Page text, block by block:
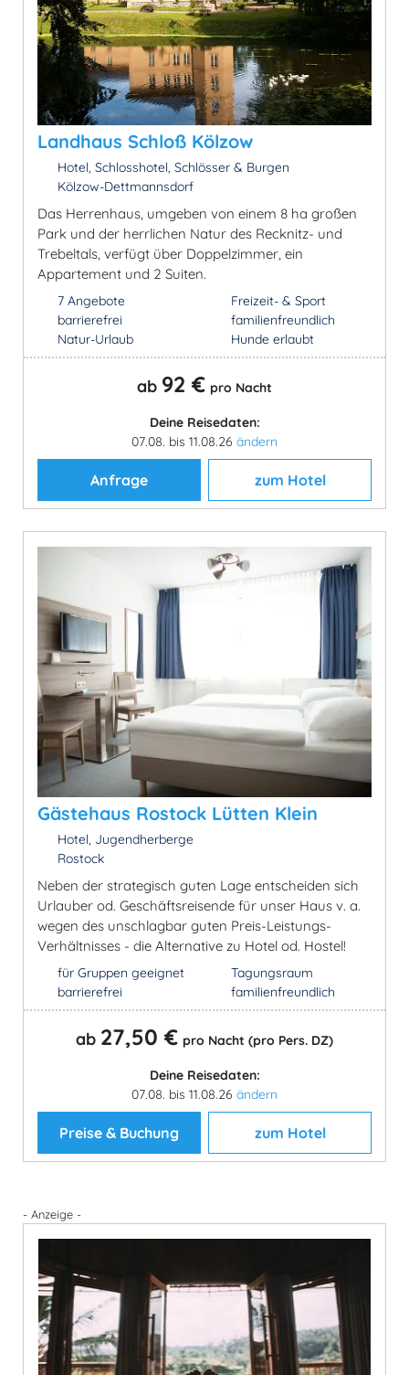
Landhaus Schloß Kölzow
Hotel, Schlosshotel, Schlösser & Burgen
Kölzow-Dettmannsdorf
Das Herrenhaus, umgeben von einem 8 ha großen
Park und der herrlichen Natur des Recknitz- und
Trebeltals, verfügt über Doppelzimmer, ein
Appartement und 2 Suiten.
7 Angebote
barrierefrei
Natur-Urlaub
Freizeit- & Sport
familienfreundlich
Hunde erlaubt
ab 92 € pro Nacht
Deine Reisedaten:
07.08. bis 11.08.26 ändern
Anfrage zum Hotel
Gästehaus Rostock Lütten Klein
Hotel, Jugendherberge
Rostock
Neben der strategisch guten Lage entscheiden sich
Urlauber od. Geschäftsreisende für unser Haus v. a.
wegen des unschlagbar guten Preis-Leistungs-
Verhältnisses - die Alternative zu Hotel od. Hostel!
für Gruppen geeignet
barrierefrei
Tagungsraum
familienfreundlich
ab 27,50 € pro Nacht (pro Pers. DZ)
Deine Reisedaten:
07.08. bis 11.08.26 ändern
Preise & Buchung zum Hotel
- Anzeige -